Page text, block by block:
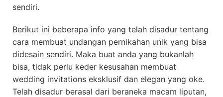
sendiri.
Berikut ini beberapa info yang telah disadur tentang
cara membuat undangan pernikahan unik yang bisa
didesain sendiri. Maka buat anda yang bukanlah
bisa, tidak perlu keder kesusahan membuat
wedding invitations eksklusif dan elegan yang oke.
Telah disadur berasal dari beraneka macam liputan,